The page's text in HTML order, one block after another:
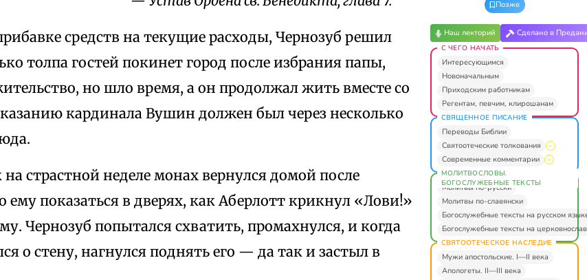
средств на текущие расходы, Чернозуб решил
толпа гостей покинет город после избрания папы,
но шло время, а он продолжал жить вместе со
кардинала Вушин должен был через несколько
страстной неделе монах вернулся домой после
ему показаться в дверях, как Аберлотт крикнул «Лови!»
Чернозуб попытался схватить, промахнулся, и когда
о стену, нагнулся поднять его — да так и застыл в
Позже
Наш лекторий Сделано в
С ЧЕГО НАЧАТЬ
Интересующимся
Новоначальным
Приходским работникам
Регентам, певчим, клирошанам
СВЯЩЕННОЕ ПИСАНИЕ
Переводы Библии
Святоотеческие толкования
Современные комментарии
МОЛИТВОСЛОВЫ.
БОГОСЛУЖЕБНЫЕ ТЕКСТЫ
Молитвы по-русски
Молитвы по-славянски
Богослужебные тексты на русском
Богослужебные тексты на
СВЯТООТЕЧЕСКОЕ НАСЛЕДИЕ
Мужи апостольские. I—II века
Апологеты. II—III века